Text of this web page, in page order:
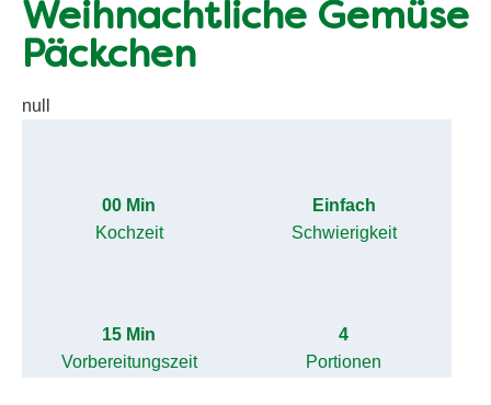
Weihnachtliche Gemüse
Päckchen
null
00 Min
Kochzeit
Einfach
Schwierigkeit
15 Min
Vorbereitungszeit
4
Portionen